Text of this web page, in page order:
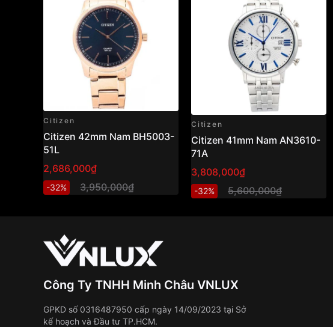
Citizen
Citizen 42mm Nam BH5003-
51L
2,686,000₫
-32% 3,950,000₫
Citizen
Citizen 41mm Nam AN3610-
71A
3,808,000₫
-32% 5,600,000₫
Công Ty TNHH Minh Châu VNLUX
GPKD số 0316487950 cấp ngày 14/09/2023 tại Sở
kế hoạch và Đầu tư TP.HCM.